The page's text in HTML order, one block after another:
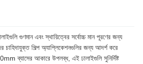
গুণমান এবং স্থায়িত্বের সর্বোচ্চ মান পূরণের জন্য
চাহিদাযুক্ত শিল্প অ্যাপ্লিকেশনগুলির জন্য আদর্শ করে
ব্যাসের আকারে উপলব্ধ, এই ঢালাইগুলি সুনির্দিষ্ট